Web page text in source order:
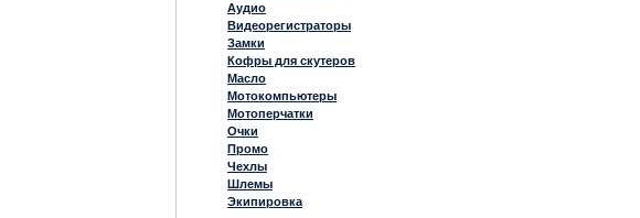
Аудио
Видеорегистраторы
Замки
Кофры для скутеров
Масло
Мотокомпьютеры
Мотоперчатки
Очки
Промо
Чехлы
Шлемы
Экипировка